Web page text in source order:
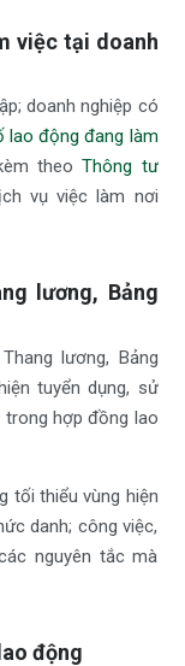
việc tại doanh
doanh nghiệp có
lao động đang làm
theoThông tư
vụ việc làm nơi
lương, Bảng
lương, Bảng
tuyển dụng, sử
hợp đồng lao
tối thiểu vùng hiện
danh; công việc,
nguyên tắc mà
động